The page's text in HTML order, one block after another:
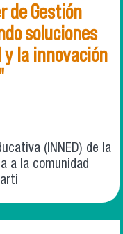
de Gestión
soluciones
la innovación
(INNED) de la
a la comunidad